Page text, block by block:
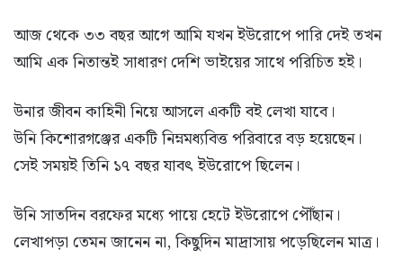
আজ থেকে ৩৩ বছর আগে আমি যখন ইউরোপে পারি দেই তখন
আমি এক নিতান্তই সাধারণ দেশি ভাইয়ের সাথে পরিচিত হই।
উনার জীবন কাহিনী নিয়ে আসলে একটি বই লেখা যাবে।
উনি কিশোরগঞ্জের একটি নিম্নমধ্যবিত্ত পরিবারে বড় হয়েছেন।
সেই সময়ই তিনি ১৭ বছর যাবৎ ইউরোপে ছিলেন।
উনি সাতদিন বরফের মধ্যে পায়ে হেটে ইউরোপে পৌঁছান।
লেখাপড়া তেমন জানেন না, কিছুদিন মাদ্রাসায় পড়েছিলেন মাত্র।